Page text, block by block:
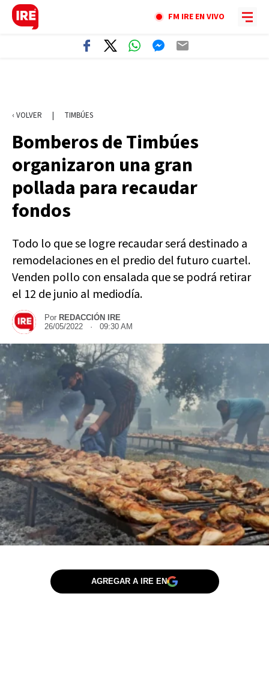
FM IRE EN VIVO
‹ VOLVER | TIMBÚES
Bomberos de Timbúes
organizaron una gran
pollada para recaudar
fondos
Todo lo que se logre recaudar será destinado a
remodelaciones en el predio del futuro cuartel.
Venden pollo con ensalada que se podrá retirar
el 12 de junio al mediodía.
Por REDACCIÓN IRE
26/05/2022 · 09:30 AM
AGREGAR A IRE EN